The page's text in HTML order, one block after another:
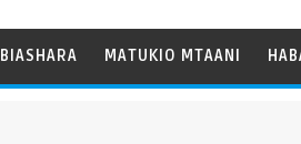
BIASHARA MATUKIO MTAANI